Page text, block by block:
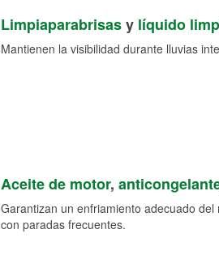
Limpiaparabrisasy líquido
Mantienen la visibilidad durante lluvias
Aceite de motor,
Garantizan un enfriamiento adecuado
con paradas frecuentes.